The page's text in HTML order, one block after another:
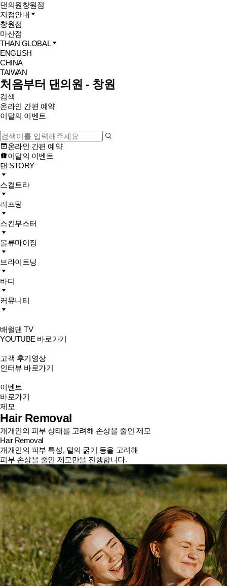
댄의원창원점
지점안내
창원점
마산점
THAN GLOBAL
ENGLISH
CHINA
TAIWAN
처음부터 댄의원 - 창원
검색
온라인 간편 예약
이달의 이벤트
온라인 간편 예약
이달의 이벤트
댄 STORY
스컬트라
리프팅
스킨부스터
볼류마이징
브라이트닝
바디
커뮤니티
배럴댄 TV
YOUTUBE 바로가기
고객 후기영상
인터뷰 바로가기
이벤트
바로가기
제모
Hair Removal
개개인의 피부 상태를 고려해 손상을 줄인 제모
Hair Removal
개개인의 피부 특성, 털의 굵기 등을 고려해
피부 손상을 줄인 제모만을 진행합니다.